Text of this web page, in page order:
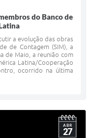
do Banco de
a evolução das obras
de Contagem (SIM), a
de Maio, a reunião com
Latina/Cooperação
ocorrido na última
ABR
27